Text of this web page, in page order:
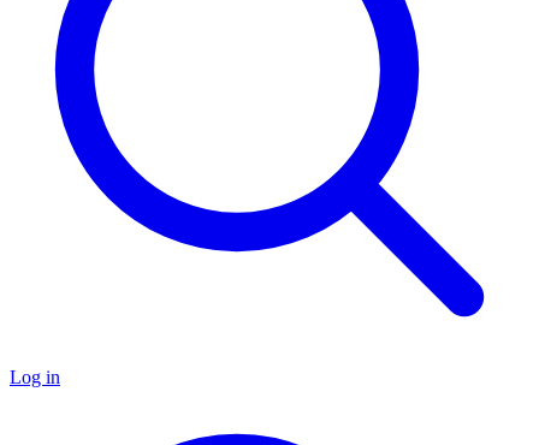
Log in